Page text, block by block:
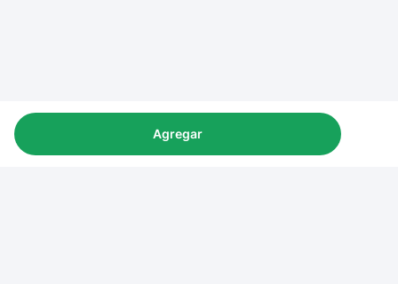
Agregar